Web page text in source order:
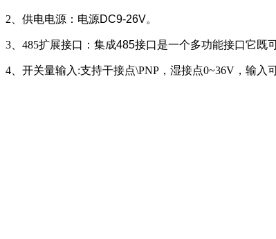
2、供电电源： 电源DC9-26V。
3、485扩展接口： 集成485接口是一个多功能接口它既
4、开关量输入:支持干接点\PNP，湿接点0~36V，输入